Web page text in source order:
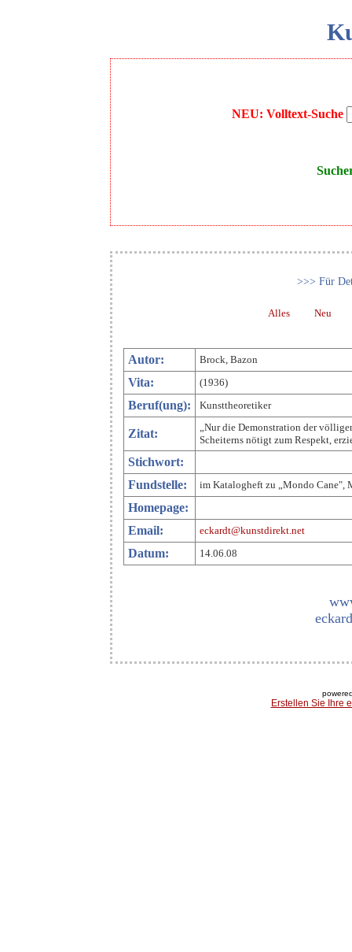
NEU: Volltext-Suche
>>> Für
Alles Neu
Autor: Brock, Bazon
Vita: (1936)
Beruf(ung): Kunsttheoretiker
Zitat:
„Nur die Demonstration der
Scheiterns nötigt zum Respekt,
Stichwort:
Fundstelle:
im Katalogheft zu „Mondo Cane",
Homepage:
Email:
eckardt@kunstdirekt.net
Datum: 14.06.08
Erstellen Sie Ihre